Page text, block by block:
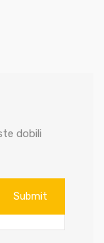
dobili